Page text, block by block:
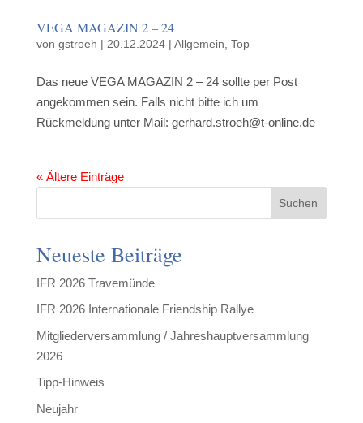
VEGA MAGAZIN 2 – 24
von gstroeh | 20.12.2024| Allgemein Top
Das neue VEGA MAGAZIN 2 – 24 sollte per Post
angekommen sein. Falls nicht bitte ich um
Rückmeldung unter Mail: gerhard.stroeh@t-online.de
« Ältere Einträge
Suchen
Neueste Beiträge
IFR 2026 Travemünde
IFR 2026 Internationale Friendship Rallye
Mitgliederversammlung / Jahreshauptversammlung
2026
Tipp-Hinweis
Neujahr